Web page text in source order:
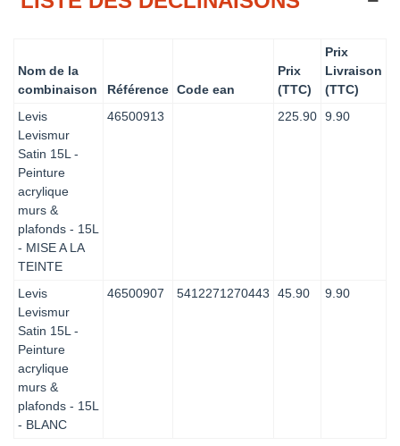
Nom de la
combinaison
Référence Code ean
Prix
(TTC)
Prix
Livraison
(TTC)
Levis
Levismur
Satin 15L -
Peinture
acrylique
murs &
plafonds - 15L
- MISE A LA
TEINTE
46500913 225.90 9.90
Levis
Levismur
Satin 15L -
Peinture
acrylique
murs &
plafonds - 15L
- BLANC
46500907 5412271270443 45.90 9.90